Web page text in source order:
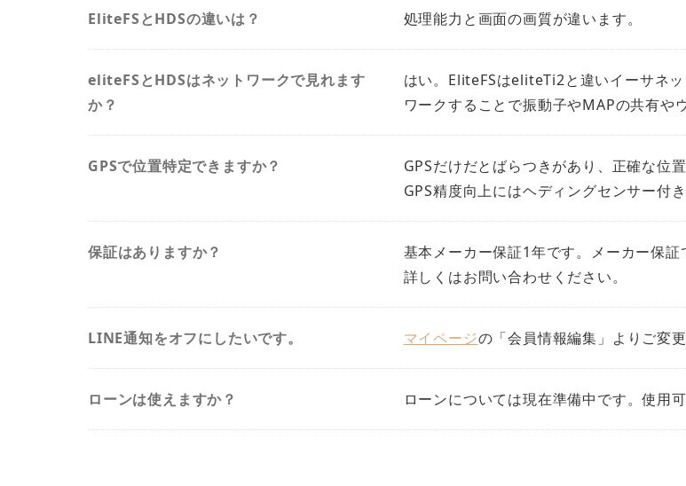
EliteFSとHDSの違いは？ 処理能力と画面の画質が違います。
eliteFSとHDSはネットワークで見れます
か？
はい。EliteFSはeliteTi2と違いイーサネ
ワークすることで振動子やMAPの共有や
GPSで位置特定できますか？
GPSだけだとばらつきがあり、正確な位
GPS精度向上にはヘディングセンサー付
保証はありますか？
基本メーカー保証1年です。メーカー保証
詳しくはお問い合わせください。
LINE通知をオフにしたいです。 マイページの「会員情報編集」よりご変更
ローンは使えますか？ ローンについては現在準備中です。使用